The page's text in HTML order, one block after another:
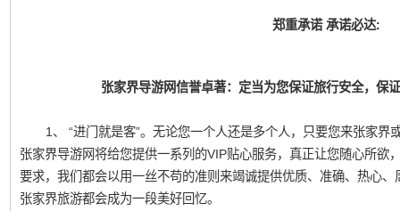
郑重承诺 承诺必达:
张家界导游网信誉卓著：定当为您保证旅行安全，保
1、 “进门就是客”。无论您一个人还是多个人，只要您来张家
张家界导游网将给您提供一系列的VIP贴心服务，真正让您随心所欲
要求，我们都会以用一丝不苟的准则来竭诚提供优质、准确、热心
张家界旅游都会成为一段美好回忆。